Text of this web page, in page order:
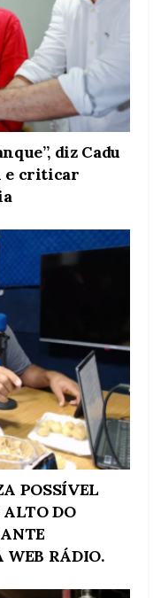
diz Cadu
e criticar
POSSÍVEL
DO
RÁDIO.